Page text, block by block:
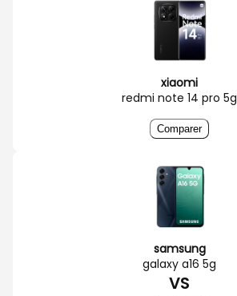
xiaomi
redmi note 14 pro 5g
Comparer
samsung
galaxy a16 5g
VS